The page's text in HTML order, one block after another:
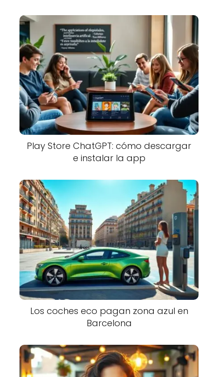
Play Store ChatGPT: cómo descargar
e instalar la app
Los coches eco pagan zona azul en
Barcelona